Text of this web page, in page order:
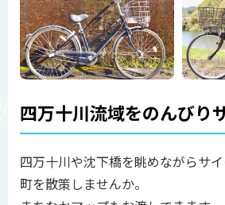
四万十川流域をのんびり
四万十川や沈下橋を眺めながらサ
町を散策しませんか。